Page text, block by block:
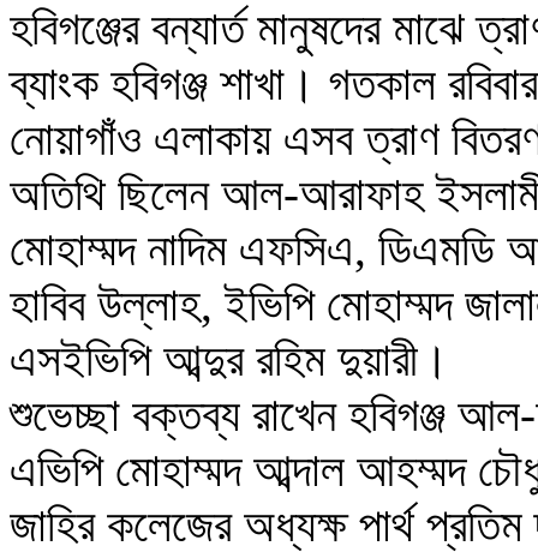
হবিগঞ্জের বন্যার্ত মানুষদের মাঝে
ব্যাংক হবিগঞ্জ শাখা। গতকাল
নোয়াগাঁও এলাকায় এসব ত্রাণ
অতিথি ছিলেন আল-আরাফাহ ইসলামী
মোহাম্মদ নাদিম এফসিএ,
হাবিব উল্লাহ, ইভিপি মোহাম্মদ
এসইভিপি আব্দুর রহিম দুয়ারী।
শুভেচ্ছা বক্তব্য রাখেন হবিগঞ্জ
এভিপি মোহাম্মদ আব্দাল আহম্মদ
জাহির কলেজের অধ্যক্ষ পার্থ প্রতিম